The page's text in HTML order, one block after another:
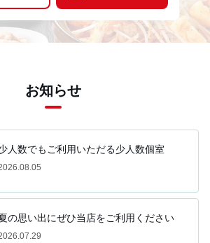
お知らせ
人数でもご利用いただる少人数個室
の思い出にぜひ当店をご利用ください